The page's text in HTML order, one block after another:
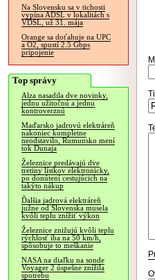
Na Slovensku sa v tichosti
vypína ADSL v lokalitách s
VDSL, už 31. mája
Orange sa doťahuje na UPC
a O2, spustí 2.5 Gbps
pripojenie
Top správy
Alza nasadila dve novinky,
jednu užitočnú a jednu
kontroverznú
Maďarsko jadrovú elektráreň
nakoniec kompletne
neodstavilo, Rumunsko mení
tok Dunaja
Železnice predávajú dve
tretiny lístkov elektronicky,
po donútení cestujúcich na
takýto nákup
Ďalšia jadrová elektráreň
južne od Slovenska musela
kvôli teplu znížiť výkon
Železnice znižujú kvôli teplu
rýchlosť iba na 50 km/h,
spôsobuje to meškanie
NASA na diaľku na sonde
Voyager 2 úspešne znížila
spotrebu